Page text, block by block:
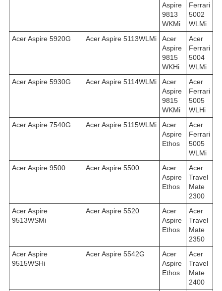
Aspire
9813
WKMi
Ferrari
5002
WLMi
Acer Aspire 5920G
Acer Aspire 5113WLMi
Acer
Aspire
9815
WKHi
Acer
Ferrari
5004
WLMi
Acer Aspire 5930G
Acer Aspire 5114WLMi
Acer
Aspire
9815
WKMi
Acer
Ferrari
5005
WLHi
Acer Aspire 7540G
Acer Aspire 5115WLMi
Acer
Aspire
Ethos
Acer
Ferrari
5005
WLMi
Acer Aspire 9500
Acer Aspire 5500
Acer
Aspire
Ethos
Acer
Travel
Mate
2300
Acer Aspire
9513WSMi
Acer Aspire 5520
Acer
Aspire
Ethos
Acer
Travel
Mate
2350
Acer Aspire
9515WSHi
Acer Aspire 5542G
Acer
Aspire
Ethos
Acer
Travel
Mate
2400